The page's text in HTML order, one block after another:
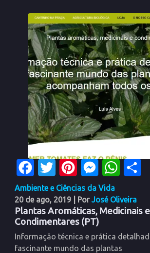
FacebookTwitter PinterestMessenger
Ambiente e Ciências da Vida
20 de ago, 2019
| PorJosé Oliveira
Plantas Aromáticas, Medicinais e
Condimentares (PT)
Informação técnica e prática
fascinante mundo das plantas